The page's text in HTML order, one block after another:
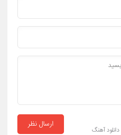
ارسال نظر
دانلود آهنگ